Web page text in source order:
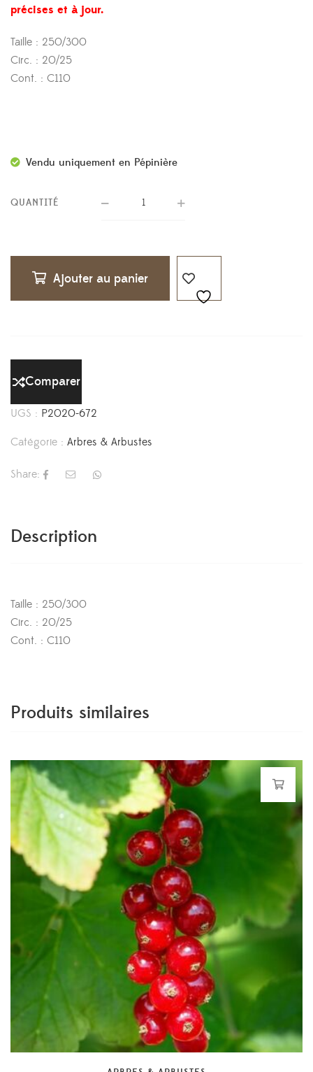
précises et à jour.
Taille : 250/300
Circ. : 20/25
Cont. : C110
Vendu uniquement en Pépinière
QUANTITÉ
Ajouter au panier
Comparer
UGS : P2020-672
Catégorie : Arbres & Arbustes
Share:
Description
Taille : 250/300
Circ. : 20/25
Cont. : C110
Produits similaires